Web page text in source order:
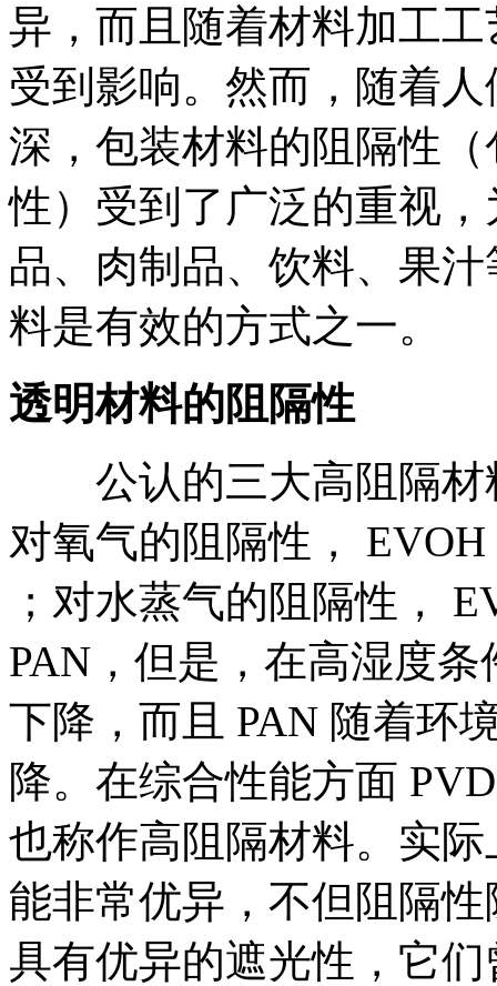
异，而且随着材料加工
受到影响。然而，随着
深，包装材料的阻隔性
性）受到了广泛的重视
品、肉制品、饮料、果
料是有效的方式之一。
透明材料的阻隔性
公认的三大高阻隔材
对氧气的阻隔性，
；对水蒸气的阻隔性，
PAN，但是，在高湿度
下降，而且 PAN 随着环
降。在综合性能方面
也称作高阻隔材料。实
能非常优异，不但阻隔
具有优异的遮光性，它